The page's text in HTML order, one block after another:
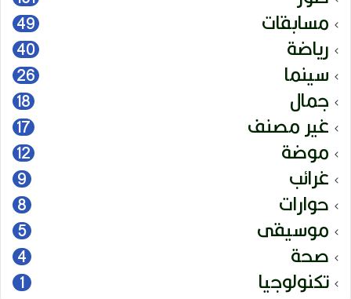
مسابقات 49
رياضة 40
سينما 26
جمال 18
غير مصنف 17
موضة 12
غرائب 9
حوارات 8
موسيقى 5
صحة 4
تكنولوجيا 1